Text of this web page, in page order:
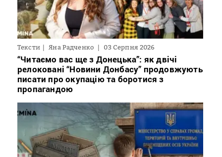
Тексти Яна Радченко 03 Серпня 2026
“Читаємо вас ще з Донецька”: як двічі
релоковані “Новини Донбасу” продовжують
писати про окупацію та боротися з
пропагандою